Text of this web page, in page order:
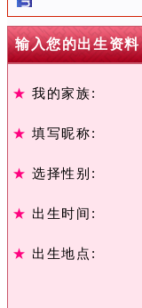
输入您的出生资料
★我的家族:
★填写昵称:
★选择性别:
★ 出生时间:
★ 出生地点: